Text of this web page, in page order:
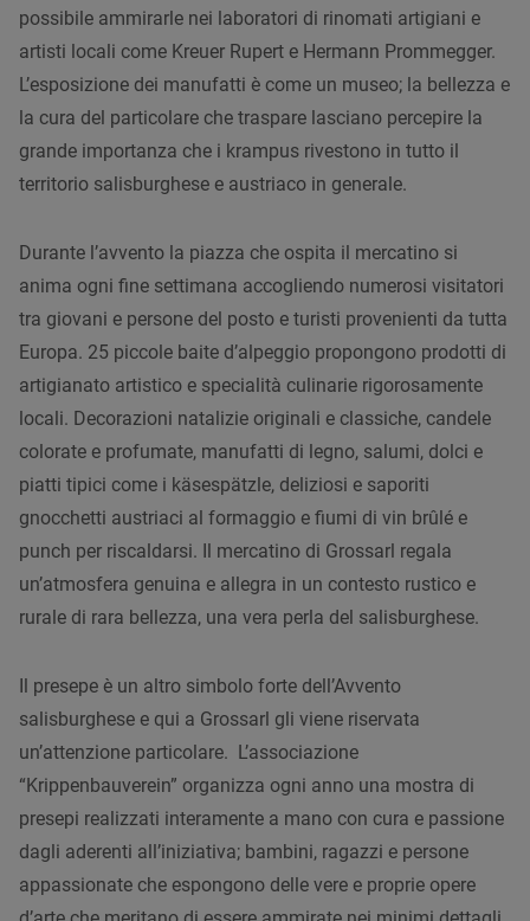
possibile ammirarle nei laboratori di rinomati artigiani e
artisti locali come Kreuer Rupert e Hermann Prommegger.
L’esposizione dei manufatti è come un museo; la bellezza e
la cura del particolare che traspare lasciano percepire la
grande importanza che i krampus rivestono in tutto il
territorio salisburghese e austriaco in generale.
Durante l’avvento la piazza che ospita il mercatino si
anima ogni fine settimana accogliendo numerosi visitatori
tra giovani e persone del posto e turisti provenienti da tutta
Europa. 25 piccole baite d’alpeggio propongono prodotti di
artigianato artistico e specialità culinarie rigorosamente
locali. Decorazioni natalizie originali e classiche, candele
colorate e profumate, manufatti di legno, salumi, dolci e
piatti tipici come i käsespätzle, deliziosi e saporiti
gnocchetti austriaci al formaggio e fiumi di vin brûlé e
punch per riscaldarsi. Il mercatino di Grossarl regala
un’atmosfera genuina e allegra in un contesto rustico e
rurale di rara bellezza, una vera perla del salisburghese.
Il presepe è un altro simbolo forte dell’Avvento
salisburghese e qui a Grossarl gli viene riservata
un’attenzione particolare. L’associazione
“Krippenbauverein” organizza ogni anno una mostra di
presepi realizzati interamente a mano con cura e passione
dagli aderenti all’iniziativa; bambini, ragazzi e persone
appassionate che espongono delle vere e proprie opere